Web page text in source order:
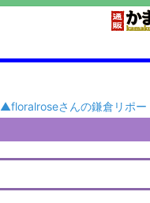
▲floralroseさんの鎌倉リポー